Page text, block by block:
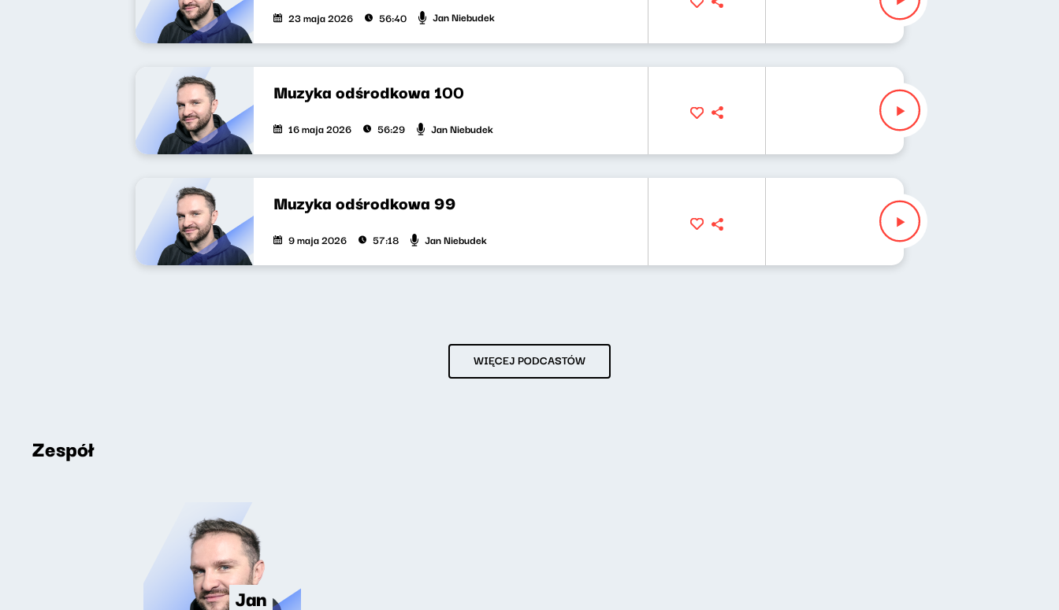
23 maja 2026 56:40 Jan Niebudek
Muzyka odśrodkowa 100
16 maja 2026 56:29 Jan Niebudek
Muzyka odśrodkowa 99
9 maja 2026 57:18 Jan Niebudek
WIĘCEJ PODCASTÓW
Zespół
Jan